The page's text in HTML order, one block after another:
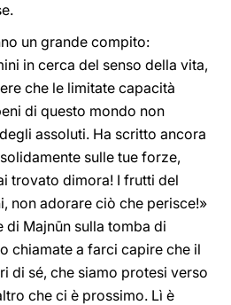
un grande compito:
in cerca del senso della vita,
che le limitate capacità
di questo mondo non
assoluti. Ha scritto ancora
sulle tue forze,
trovato dimora! I frutti del
non adorare ciò che perisce!»
di Majnūn sulla tomba di
chiamate a farci capire che il
di sé, che siamo protesi verso
che ci è prossimo. Lì è